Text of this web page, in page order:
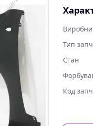
Тип
Стан
Код